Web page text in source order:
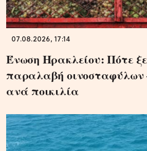
07.08.2026, 17:14
Ένωση Ηρακλείου: Πότε
παραλαβή οινοσταφύλων
ανά ποικιλία